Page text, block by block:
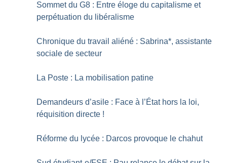
Sommet du G8 : Entre éloge du capitalisme et
perpétuation du libéralisme
Chronique du travail aliéné : Sabrina*, assistante
sociale de secteur
La Poste : La mobilisation patine
Demandeurs d’asile : Face à l’État hors la loi,
réquisition directe !
Réforme du lycée : Darcos provoque le chahut